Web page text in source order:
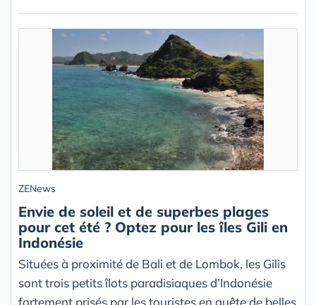
ZENews
Envie de soleil et de superbes plages
pour cet été ? Optez pour les îles Gili en
Indonésie
Situées à proximité de Bali et de Lombok, les Gilis
sont trois petits îlots paradisiaques d’Indonésie
fortement prisés par les touristes en quête de belles